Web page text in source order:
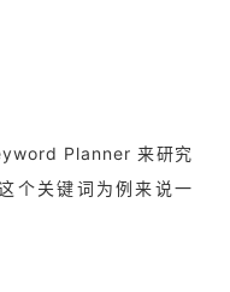
Planner 来研究
个关键词为例来说一